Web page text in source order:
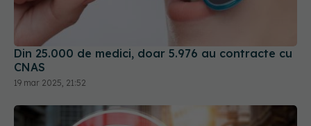
CNAS
19 mar 2025, 21:52